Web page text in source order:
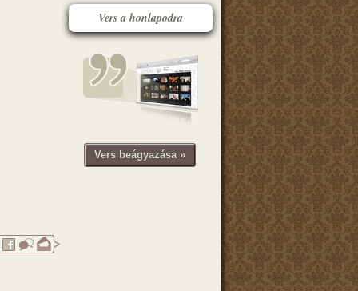
Vers a honlapodra
Vers beágyazása »